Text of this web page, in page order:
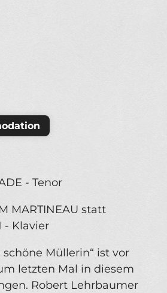
- Tenor
MARTINEAU statt
- Klavier
schöne Müllerin“ ist vor
letzten Mal in diesem
Robert Lehrbaumer